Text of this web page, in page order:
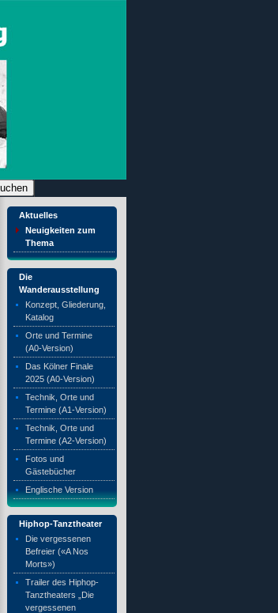
Aktuelles
Neuigkeiten zum
Thema
Die
Wanderausstellung
Konzept, Gliederung,
Katalog
Orte und Termine
(A0-Version)
Das Kölner Finale
2025 (A0-Version)
Technik, Orte und
Termine (A1-Version)
Technik, Orte und
Termine (A2-Version)
Fotos und
Gästebücher
Englische Version
Hiphop-Tanztheater
Die vergessenen
Befreier («A Nos
Morts»)
Trailer des Hiphop-
Tanztheaters „Die
vergessenen